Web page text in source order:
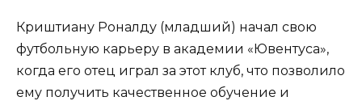
Криштиану Роналду (младший) начал свою
футбольную карьеру в академии «Ювентуса»,
когда его отец играл за этот клуб, что позволило
ему получить качественное обучение и